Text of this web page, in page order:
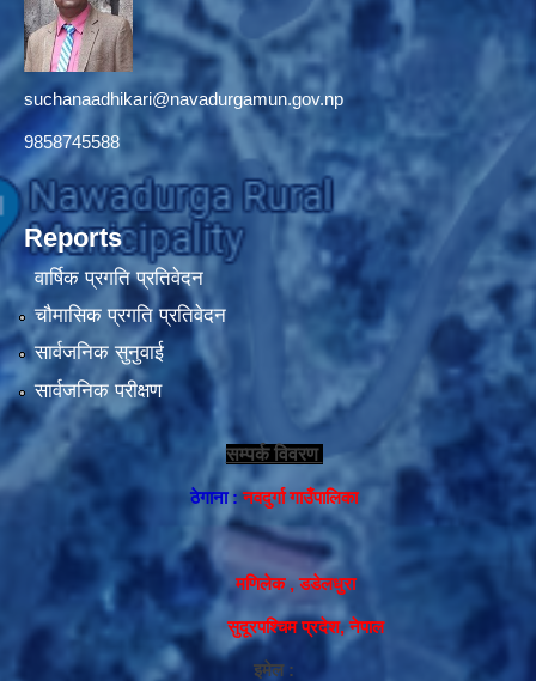
suchanaadhikari@navadurgamun.gov.np
9858745588
Reports
वार्षिक प्रगति प्रतिवेदन
चौमासिक प्रगति प्रतिवेदन
सार्वजनिक सुनुवाई
सार्वजनिक परीक्षण
सम्पर्क विवरण
ठेगाना :नवदुर्गा गाउँपालिका
मणिलेक , डडेलधुरा
सुदूरपश्चिम प्रदेश, नेपाल
इमेल :